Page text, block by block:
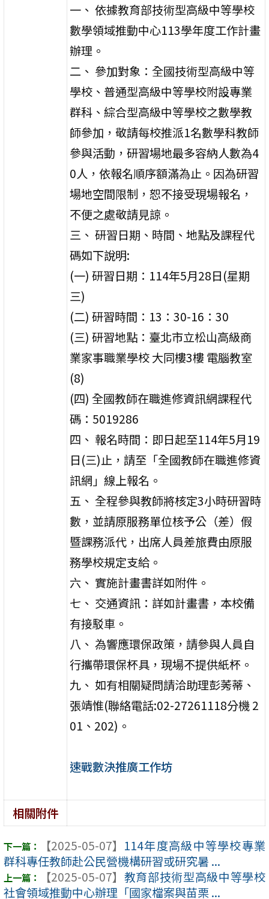
一、 依據教育部技術型高級中等學校
數學領域推動中心113學年度工作計畫
辦理。
二、 參加對象：全國技術型高級中等
學校、普通型高級中等學校附設專業
群科、綜合型高級中等學校之數學教
師參加，敬請每校推派1名數學科教師
參與活動，研習場地最多容納人數為4
0人，依報名順序額滿為止。因為研習
場地空間限制，恕不接受現場報名，
不便之處敬請見諒。
三、 研習日期、時間、地點及課程代
碼如下說明:
(一) 研習日期：114年5月28日(星期
三)
(二) 研習時間：13：30-16：30
(三) 研習地點：臺北市立松山高級商
業家事職業學校 大同樓3樓 電腦教室
(8)
(四) 全國教師在職進修資訊網課程代
碼：5019286
四、 報名時間：即日起至114年5月19
日(三)止，請至「全國教師在職進修資
訊網」線上報名。
五、 全程參與教師將核定3小時研習時
數，並請原服務單位核予公（差）假
暨課務派代，出席人員差旅費由原服
務學校規定支給。
六、 實施計畫書詳如附件。
七、 交通資訊：詳如計畫書，本校備
有接駁車。
八、 為響應環保政策，請參與人員自
行攜帶環保杯具，現場不提供紙杯。
九、 如有相關疑問請洽助理彭莠蒂、
張靖惟(聯絡電話:02-27261118分機 2
01、202)。
速戰數決推廣工作坊
相關附件
【2025-05-07】 114年度高級中等學校專業
群科專任教師赴公民營機構研習或研究暑 ...
【2025-05-07】 教育部技術型高級中等學校
社會領域推動中心辦理「國家檔案與苗栗 ...